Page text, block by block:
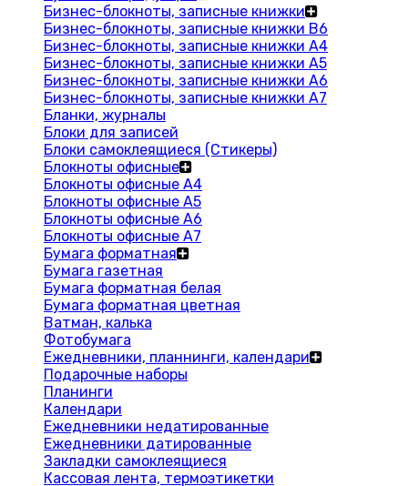
Бизнес-блокноты, записные книжки
Бизнес-блокноты, записные книжки В6
Бизнес-блокноты, записные книжки A4
Бизнес-блокноты, записные книжки А5
Бизнес-блокноты, записные книжки А6
Бизнес-блокноты, записные книжки А7
Бланки, журналы
Блоки для записей
Блоки самоклеящиеся (Стикеры)
Блокноты офисные
Блокноты офисные A4
Блокноты офисные A5
Блокноты офисные A6
Блокноты офисные A7
Бумага форматная
Бумага газетная
Бумага форматная белая
Бумага форматная цветная
Ватман, калька
Фотобумага
Ежедневники, планнинги, календари
Подарочные наборы
Планинги
Календари
Ежедневники недатированные
Ежедневники датированные
Закладки самоклеящиеся
Кассовая лента, термоэтикетки